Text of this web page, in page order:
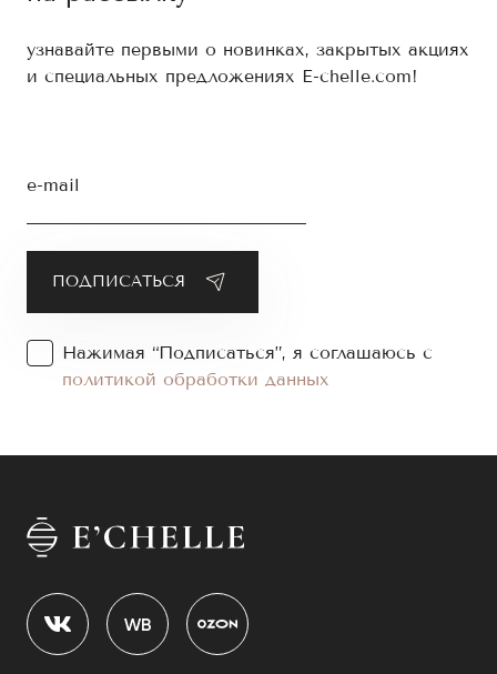
узнавайте первыми о новинках, закрытых акциях
и специальных предложениях E-chelle.com!
e-mail
Нажимая “Подписаться”, я соглашаюсь с
политикой обработки данных